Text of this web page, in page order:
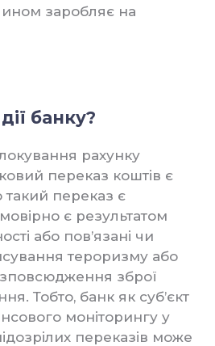
заробляє на
банку?
рахунку
переказ коштів є
переказ є
є результатом
або пов’язані чи
тероризму або
зброї
Тобто, банк як суб’єкт
моніторингу у
переказів може